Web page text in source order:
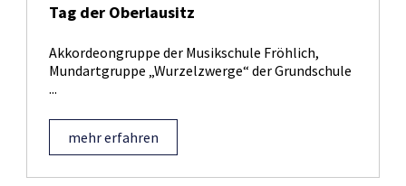
Tag der Oberlausitz
Akkordeongruppe der Musikschule Fröhlich,
Mundartgruppe „Wurzelzwerge“ der Grundschule
...
mehr erfahren